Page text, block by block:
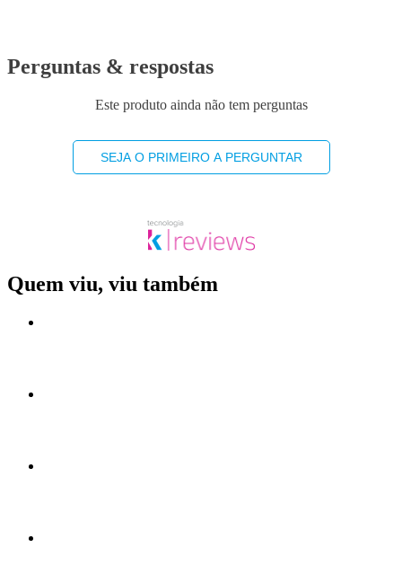
Perguntas & respostas
Este produto ainda não tem perguntas
SEJA O PRIMEIRO A PERGUNTAR
Quem viu, viu também